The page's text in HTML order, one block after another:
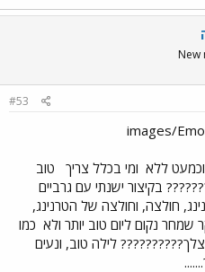
New
#53
ללא ומי בכלל צריך
טוב
בקיצור ישנתי עם גרביים
חולצה, וחולצה של הטרנינג,
שמחר נקום ליום טוב יותר ולא כמו
לילה טוב, ונעים